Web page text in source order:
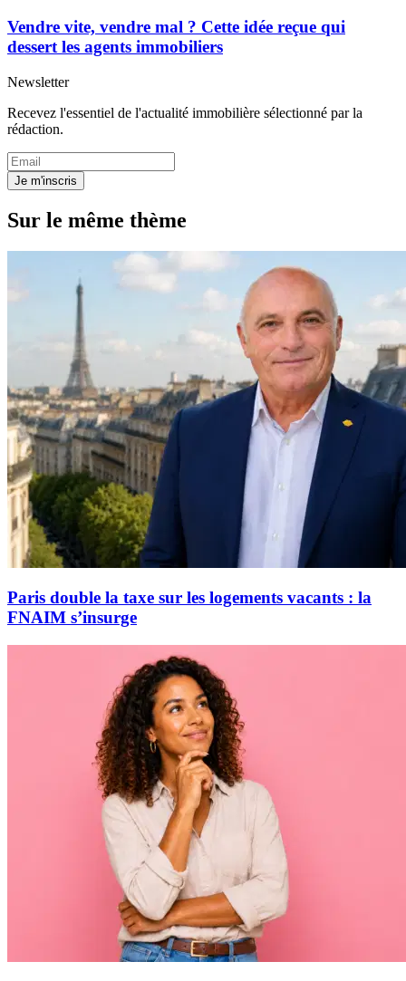
Vendre vite, vendre mal ? Cette idée reçue qui
dessert les agents immobiliers
Newsletter
Recevez l'essentiel de l'actualité immobilière sélectionné par la
rédaction.
Je m'inscris
Sur le même thème
Paris double la taxe sur les logements vacants : la
FNAIM s’insurge